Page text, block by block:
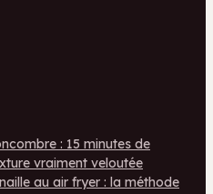
: 15 minutes de
vraiment veloutée
au air fryer : la méthode